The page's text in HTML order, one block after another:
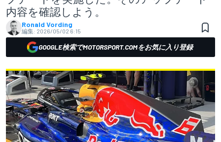
内容を確認しよう。
Ronald Vording
編集: 2026/05/02 6:15
GOOGLE検索でMOTORSPORT.COMをお気に入り登録